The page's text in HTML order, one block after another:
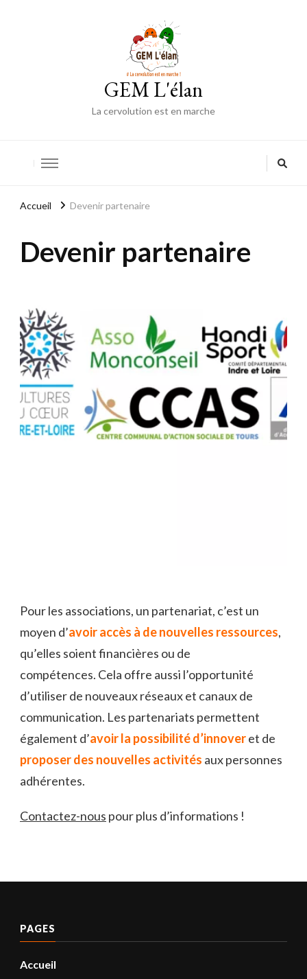
GEM L'élan
La cervolution est en marche
Accueil Devenir partenaire
Devenir partenaire
Pour les associations, un partenariat, c’est un
moyen d’avoir accès à de nouvelles ressources,
qu’elles soient financières ou de
compétences. Cela offre aussi l’opportunité
d’utiliser de nouveaux réseaux et canaux de
communication. Les partenariats permettent
également d’avoir la possibilité d’innoveret de
proposer des nouvelles activités aux personnes
adhérentes.
Contactez-nous pour plus d’informations !
PAGES
Accueil